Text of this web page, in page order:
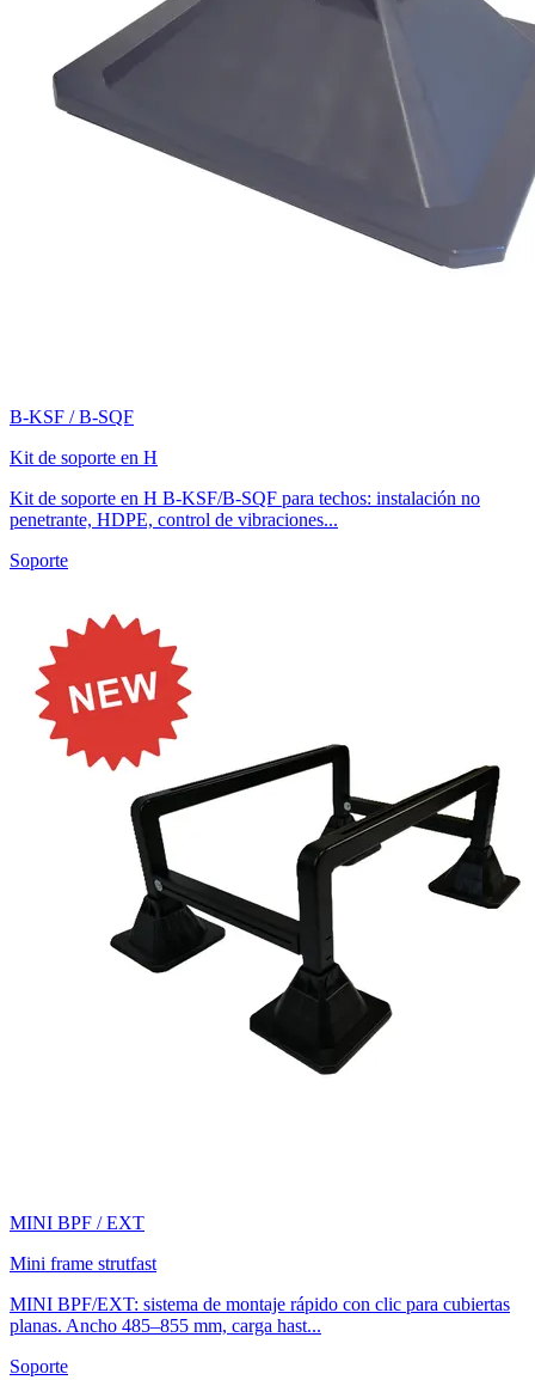
B-KSF / B-SQF
Kit de soporte en H
Kit de soporte en H B-KSF/B-SQF para techos: instalación no
penetrante, HDPE, control de vibraciones...
Soporte
MINI BPF / EXT
Mini frame strutfast
MINI BPF/EXT: sistema de montaje rápido con clic para cubiertas
planas. Ancho 485–855 mm, carga hast...
Soporte